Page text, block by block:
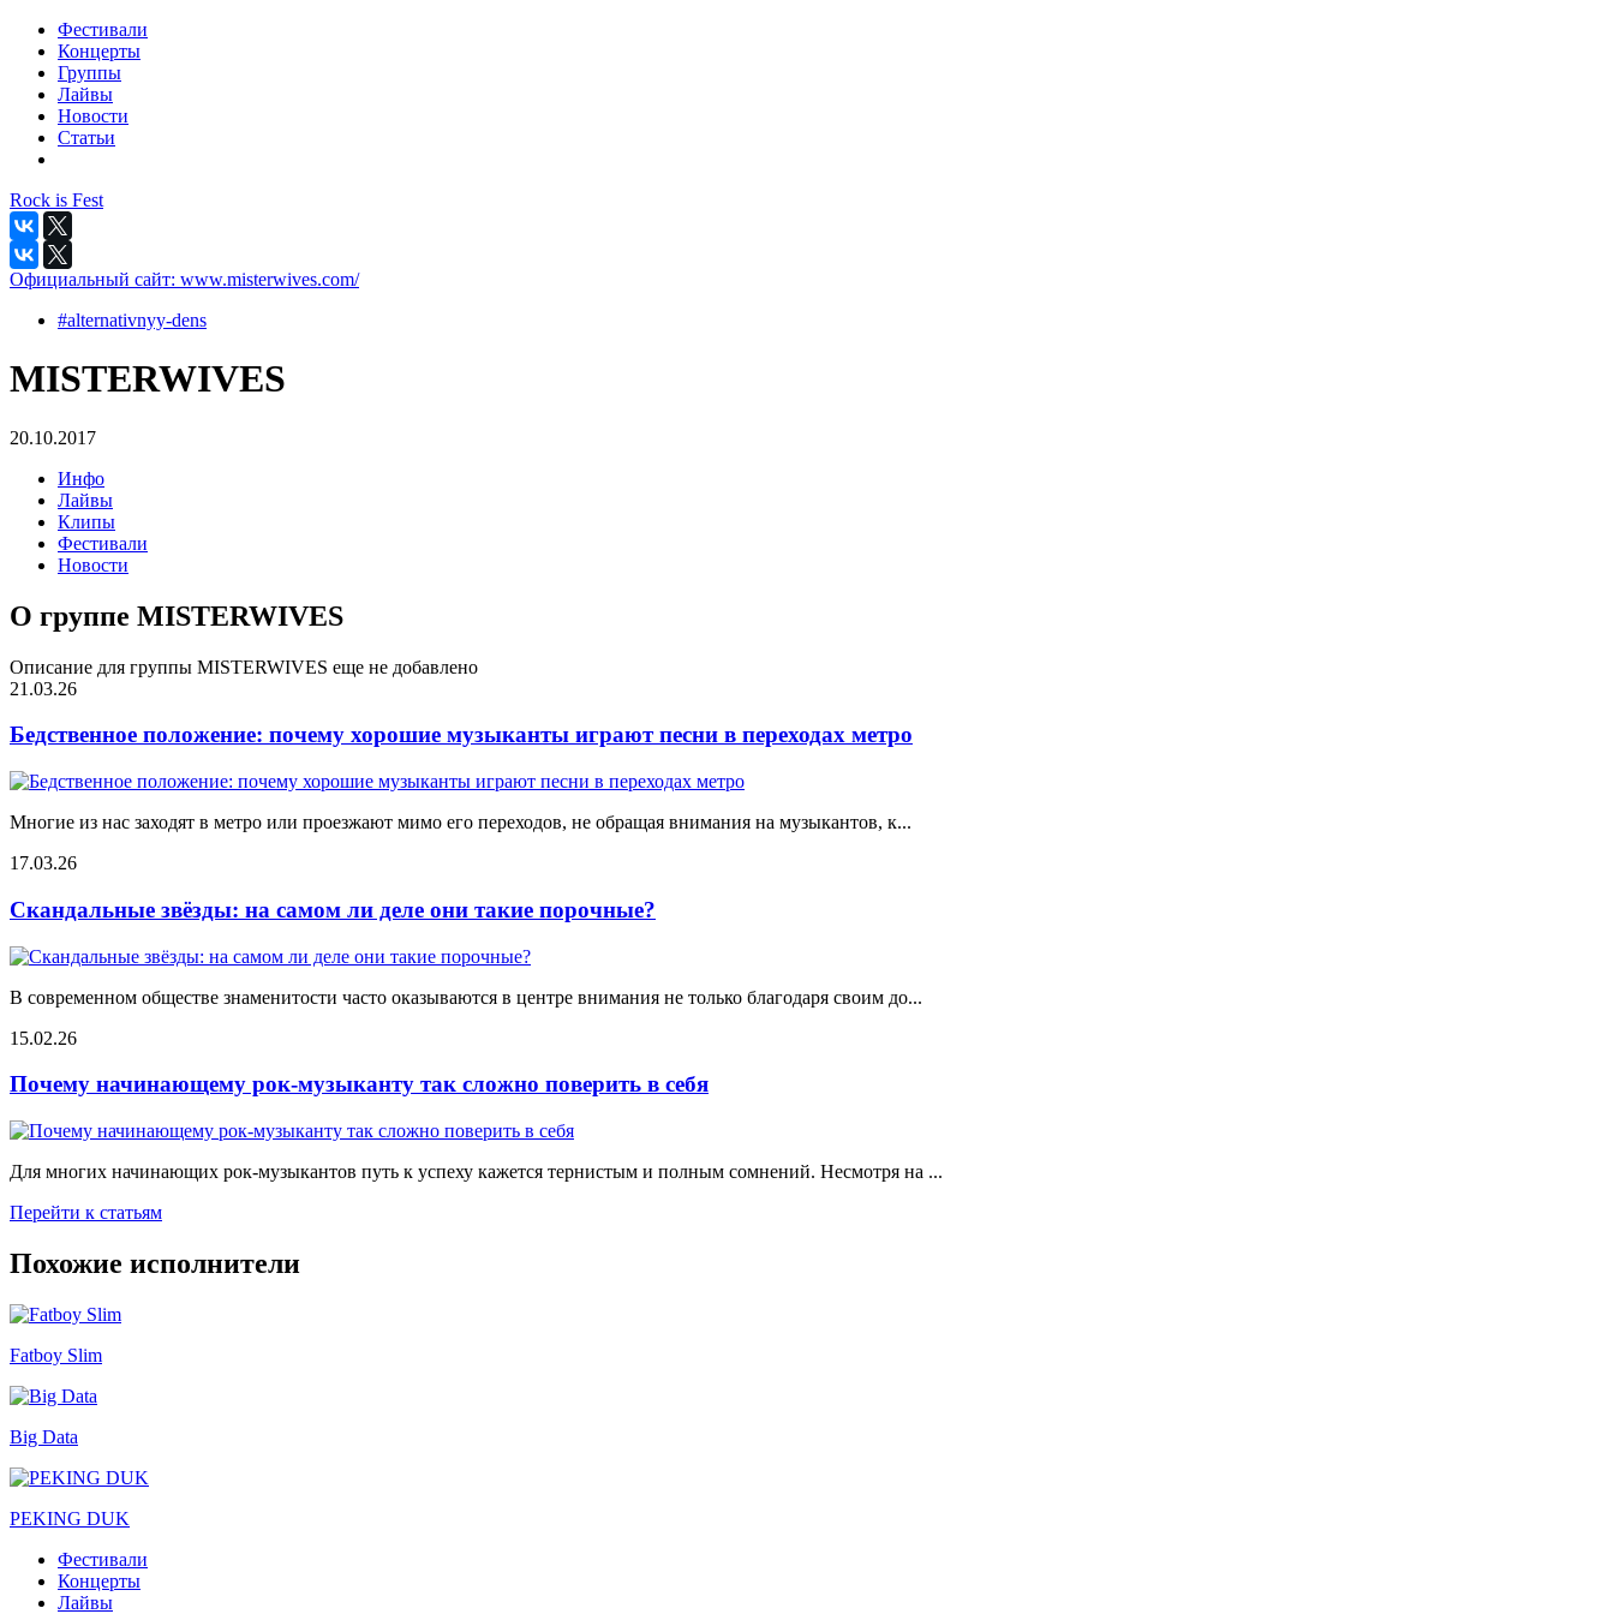
Фестивали
Концерты
Группы
Лайвы
Новости
Статьи
Rock is Fest
Официальный сайт: www.misterwives.com/
#alternativnyy-dens
MISTERWIVES
20.10.2017
Инфо
Лайвы
Клипы
Фестивали
Новости
О группе MISTERWIVES
Описание для группы MISTERWIVES еще не добавлено
21.03.26
Бедственное положение: почему хорошие музыканты играют песни в переходах метро
Многие из нас заходят в метро или проезжают мимо его переходов, не обращая внимания на музыкантов, к...
17.03.26
Скандальные звёзды: на самом ли деле они такие порочные?
В современном обществе знаменитости часто оказываются в центре внимания не только благодаря своим до...
15.02.26
Почему начинающему рок-музыканту так сложно поверить в себя
Для многих начинающих рок-музыкантов путь к успеху кажется тернистым и полным сомнений. Несмотря на ...
Перейти к статьям
Похожие исполнители
Fatboy Slim
Big Data
PEKING DUK
Фестивали
Концерты
Лайвы